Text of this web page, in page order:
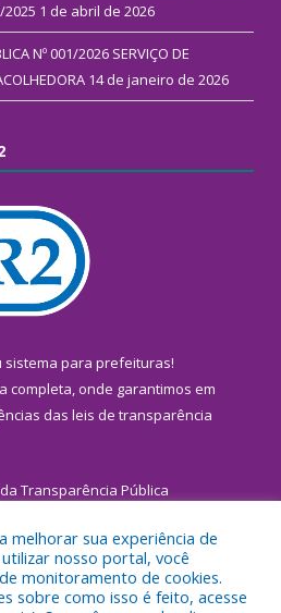
1 de abril de 2026
Nº 001/2026 SERVIÇO DE
14 de janeiro de 2026
sistema para prefeituras!
completa, onde garantimos em
das leis de transparência
Transparência Pública
a Prefeitura Municipal de
melhorar sua experiência de
nosso portal, você
monitoramento de cookies.
sobre como isso é feito, acesse